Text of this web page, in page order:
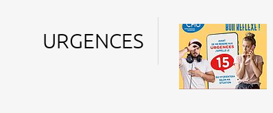
URGENCES